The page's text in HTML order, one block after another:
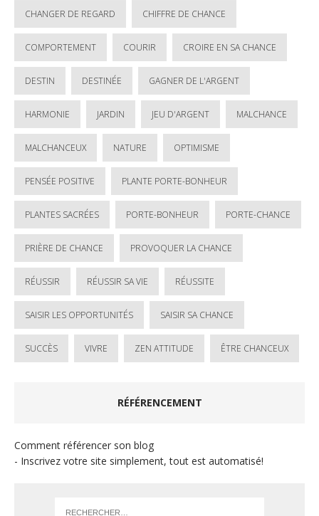
CHANGER DE REGARD CHIFFRE DE CHANCE
COMPORTEMENT COURIR CROIRE EN SA CHANCE
DESTIN DESTINÉE GAGNER DE L'ARGENT
HARMONIE JARDIN JEU D'ARGENT MALCHANCE
MALCHANCEUX NATURE OPTIMISME
PENSÉE POSITIVE PLANTE PORTE-BONHEUR
PLANTES SACRÉES PORTE-BONHEUR PORTE-CHANCE
PRIÈRE DE CHANCE PROVOQUER LA CHANCE
RÉUSSIR RÉUSSIR SA VIE RÉUSSITE
SAISIR LES OPPORTUNITÉS SAISIR SA CHANCE
SUCCÈS VIVRE ZEN ATTITUDE ÊTRE CHANCEUX
RÉFÉRENCEMENT
Comment référencer son blog
- Inscrivez votre site simplement, tout est automatisé!